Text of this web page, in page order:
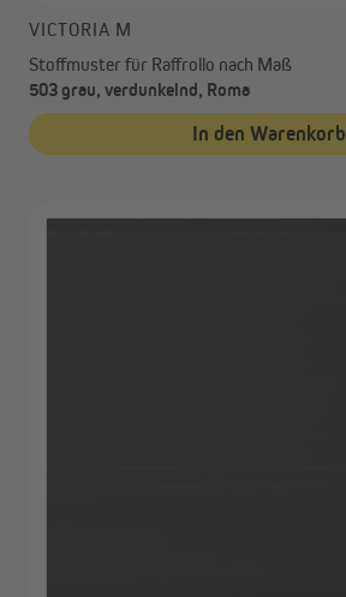
VICTORIA M
Stoffmuster für Raffrollo nach Maß
503 grau, verdunkelnd, Roma
In den Warenkorb